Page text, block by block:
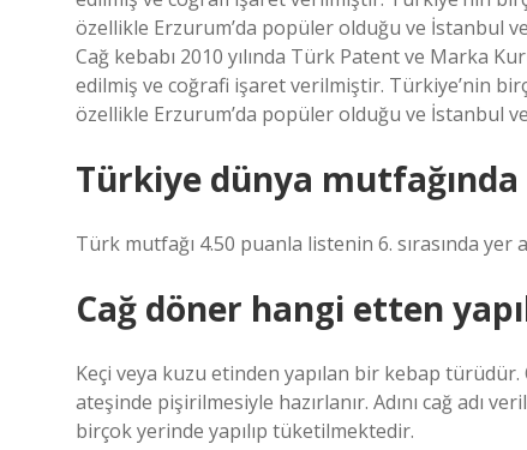
özellikle Erzurum’da popüler olduğu ve İstanbul
Cağ kebabı 2010 yılında Türk Patent ve Marka
edilmiş ve coğrafi işaret verilmiştir. Türkiye’nin
özellikle Erzurum’da popüler olduğu ve İstanbul
Türkiye dünya mutfağında
Türk mutfağı 4.50 puanla listenin 6. sırasında yer
Cağ döner hangi etten
Keçi veya kuzu etinden yapılan bir kebap
ateşinde pişirilmesiyle hazırlanır. Adını cağ adı
birçok yerinde yapılıp tüketilmektedir.